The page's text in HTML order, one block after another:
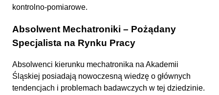
kontrolno-pomiarowe.
Absolwent Mechatroniki – Pożądany
Specjalista na Rynku Pracy
Absolwenci kierunku mechatronika na Akademii
Śląskiej posiadają nowoczesną wiedzę o głównych
tendencjach i problemach badawczych w tej dziedzinie.